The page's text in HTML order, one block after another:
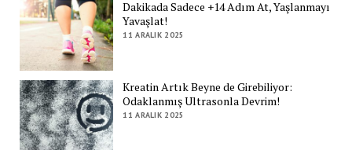
Dakikada Sadece +14 Adım At, Yaşlanmayı
Yavaşlat!
11 ARALIK 2025
Kreatin Artık Beyne de Girebiliyor:
Odaklanmış Ultrasonla Devrim!
11 ARALIK 2025